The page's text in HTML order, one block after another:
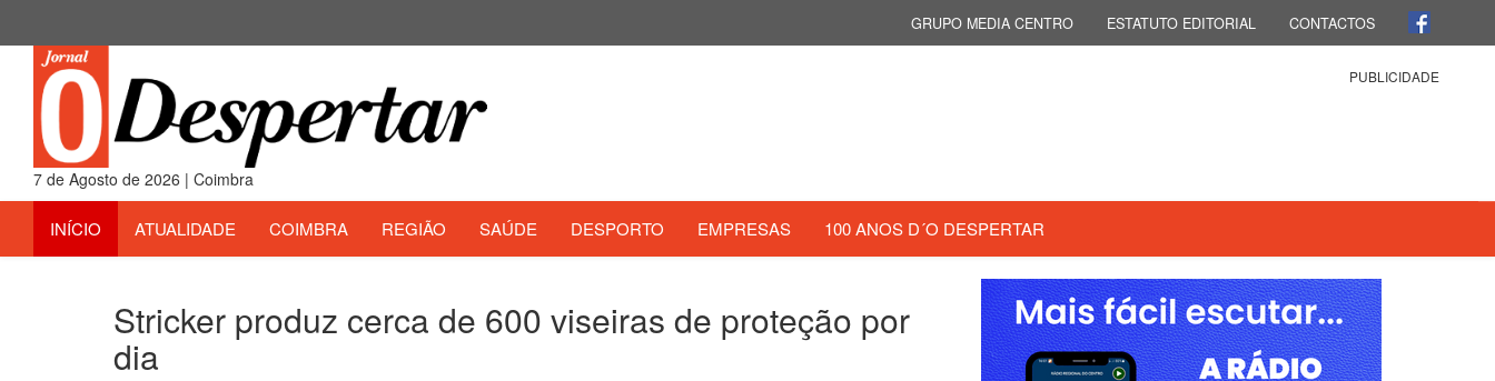
GRUPO MEDIA CENTRO ESTATUTO EDITORIAL CONTACTOS
7 de Agosto de 2026 | Coimbra
PUBLICIDADE
INÍCIO ATUALIDADE COIMBRA REGIÃO SAÚDE DESPORTO EMPRESAS 100 ANOS D´O DESPERTAR
Stricker produz cerca de 600 viseiras de proteção por
dia